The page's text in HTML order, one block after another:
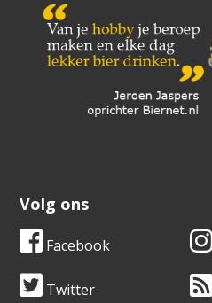
Volg ons
Facebook
Twitter